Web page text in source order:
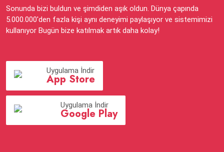
Sonunda bizi buldun ve şimdiden aşık oldun. Dünya çapında
5.000.000'den fazla kişi aynı deneyimi paylaşıyor ve sistemimizi
kullanıyor Bugün bize katılmak artık daha kolay!
Uygulama İndir
App Store
Uygulama İndir
Google Play